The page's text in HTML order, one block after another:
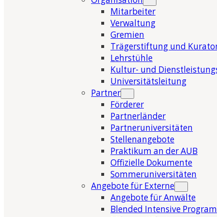
Mitarbeiter
Verwaltung
Gremien
Trägerstiftung und
Lehrstühle
Kultur- und
Universitätsleitung
Partner
Förderer
Partnerländer
Partneruniversitäten
Stellenangebote
Praktikum an der AUB
Offizielle Dokumente
Sommeruniversitäten
Angebote für Externe
Angebote für Anwälte
Blended Intensive Program